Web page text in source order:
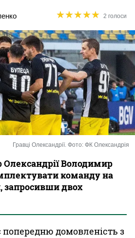
2 ліга
Різне
Букмекери
Казино
★★★★★
★★★★★ 2 голоси
Гравці Олександрії. Фото: ФК Олександрія
Олександрії Володимир
команду на
запросивши двох
домовленість з